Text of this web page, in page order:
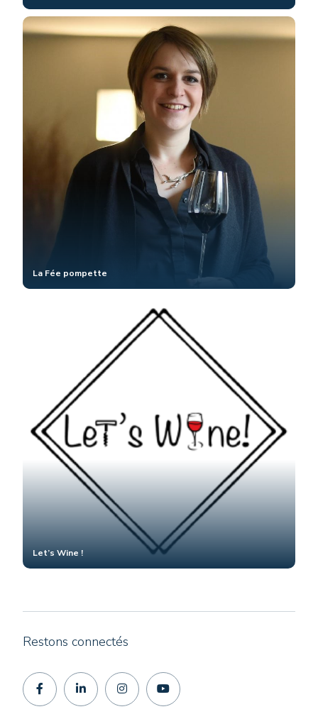
La Fée pompette
Let’s Wine !
Restons connectés